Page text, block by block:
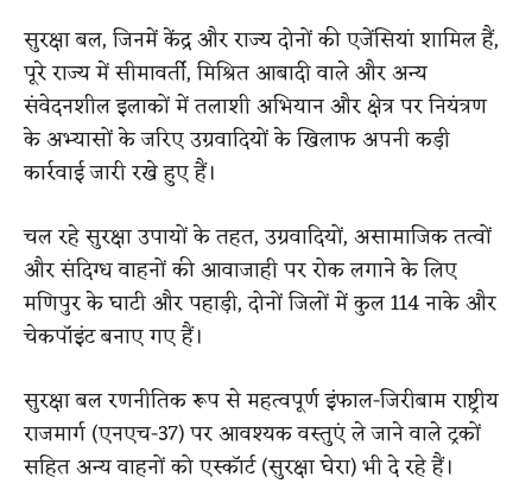
सुरक्षा बल, जिनमें केंद्र और राज्य दोनों की एजेंसियां ​​शामिल हैं,
पूरे राज्य में सीमावर्ती, मिश्रित आबादी वाले और अन्य
संवेदनशील इलाकों में तलाशी अभियान और क्षेत्र पर नियंत्रण
के अभ्यासों के जरिए उग्रवादियों के खिलाफ अपनी कड़ी
कार्रवाई जारी रखे हुए हैं।
चल रहे सुरक्षा उपायों के तहत, उग्रवादियों, असामाजिक तत्वों
और संदिग्ध वाहनों की आवाजाही पर रोक लगाने के लिए
मणिपुर के घाटी और पहाड़ी, दोनों जिलों में कुल 114 नाके और
चेकपॉइंट बनाए गए हैं।
सुरक्षा बल रणनीतिक रूप से महत्वपूर्ण इंफाल-जिरीबाम राष्ट्रीय
राजमार्ग (एनएच-37) पर आवश्यक वस्तुएं ले जाने वाले ट्रकों
सहित अन्य वाहनों को एस्कॉर्ट (सुरक्षा घेरा) भी दे रहे हैं।